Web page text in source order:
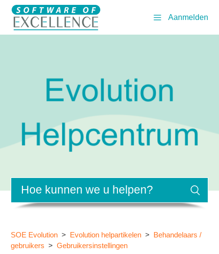
Aanmelden
SOE Evolution Evolution helpartikelen
Behandelaars /
gebruikers
Gebruikersinstellingen